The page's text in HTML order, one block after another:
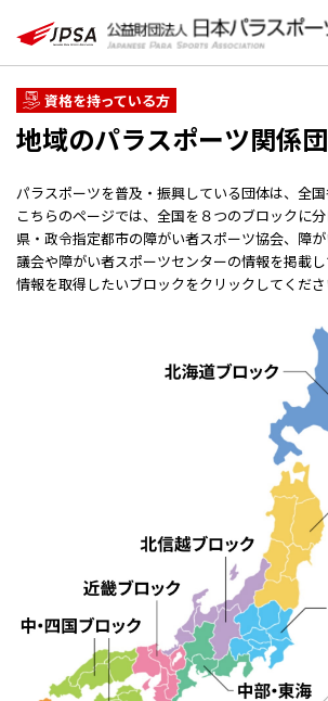
資格を持っている方
地域のパラスポーツ関係
パラスポーツを普及・振興している団体は、全国
こちらのページでは、全国を８つのブロックに
県・政令指定都市の障がい者スポーツ協会、障
議会や障がい者スポーツセンターの情報を掲載し
情報を取得したいブロックをクリックしてくださ